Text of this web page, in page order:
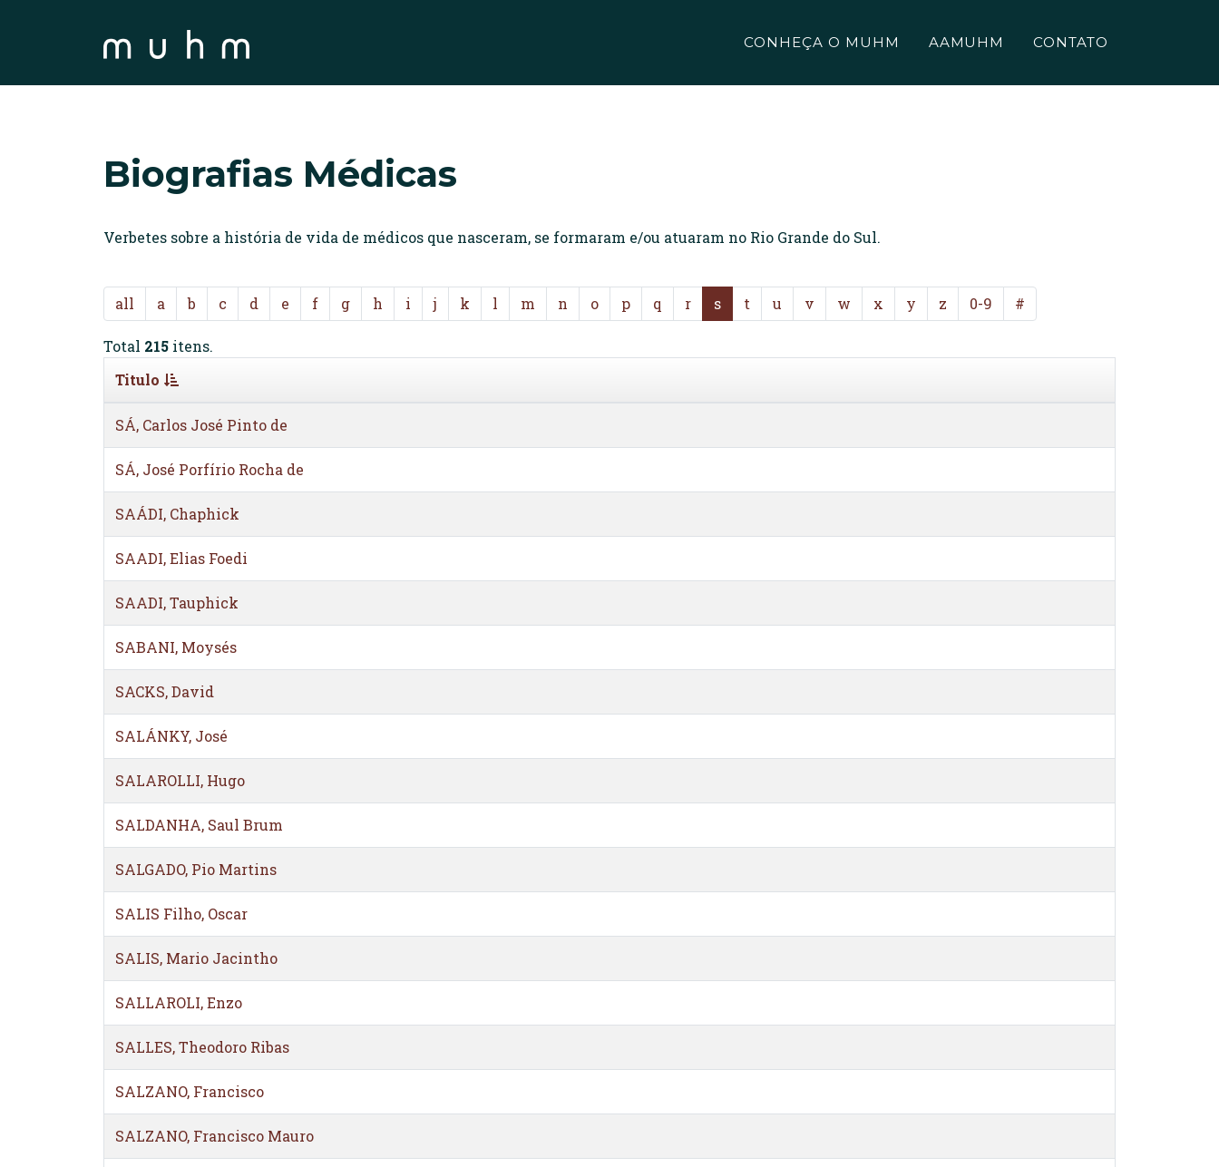
CONHEÇA O MUHM AAMUHM CONTATO
Biografias Médicas
Verbetes sobre a história de vida de médicos que nasceram, se formaram e/ou atuaram no Rio Grande do Sul.
all a b c d e f g h i j k l m n o p q r s t u v w x y z 0-9 #
Total 215 itens.
Titulo
SÁ, Carlos José Pinto de
SÁ, José Porfírio Rocha de
SAÁDI, Chaphick
SAADI, Elias Foedi
SAADI, Tauphick
SABANI, Moysés
SACKS, David
SALÁNKY, José
SALAROLLI, Hugo
SALDANHA, Saul Brum
SALGADO, Pio Martins
SALIS Filho, Oscar
SALIS, Mario Jacintho
SALLAROLI, Enzo
SALLES, Theodoro Ribas
SALZANO, Francisco
SALZANO, Francisco Mauro